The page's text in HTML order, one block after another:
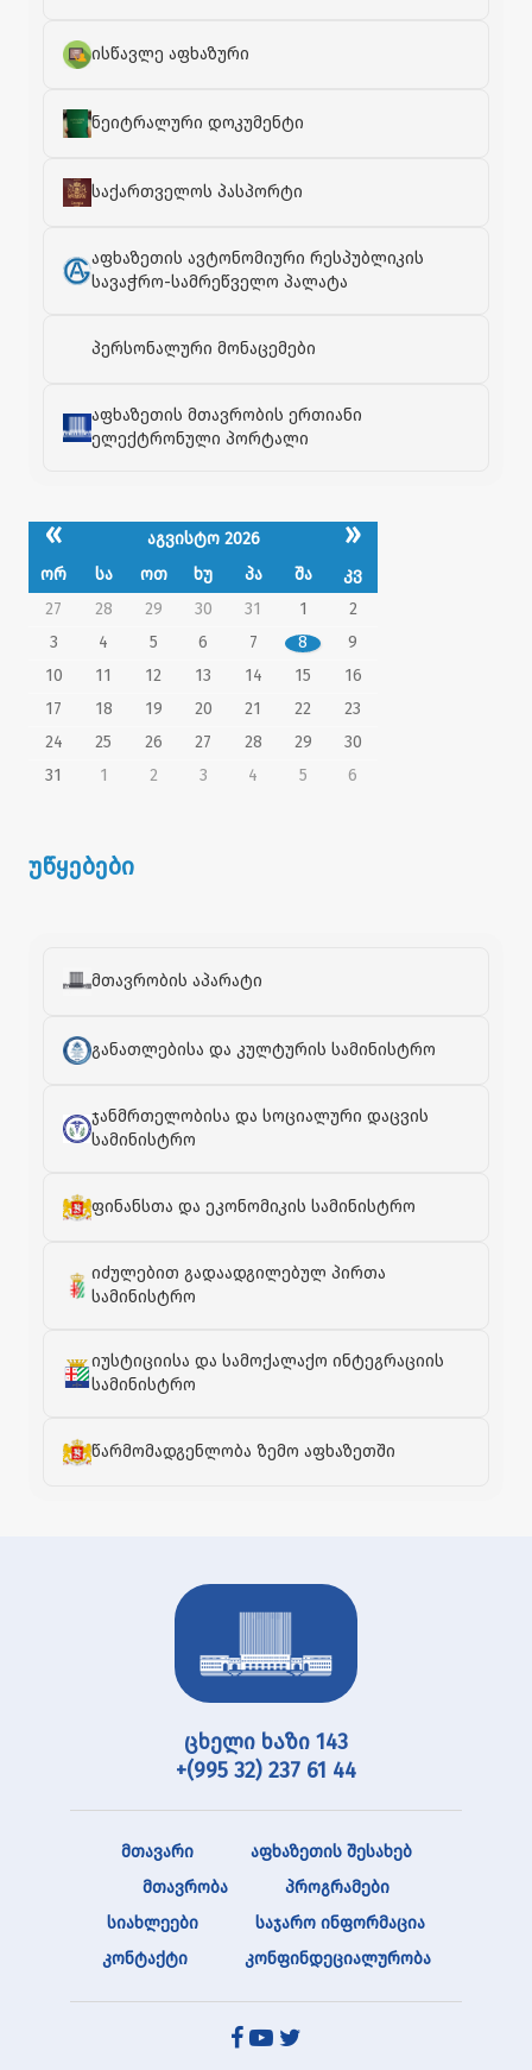
ისწავლე აფხაზური
ნეიტრალური დოკუმენტი
საქართველოს პასპორტი
აფხაზეთის ავტონომიური რესპუბლიკის
სავაჭრო-სამრეწველო პალატა
პერსონალური მონაცემები
აფხაზეთის მთავრობის ერთიანი
ელექტრონული პორტალი
« აგვისტო 2026 »
ორ სა ოთ ხუ პა შა
კვ
27
28 29 30 31 1
2
3
4 5 6 7 8
9
10
11 12 13 14 15
16
17
18 19 20 21 22
23
24
25 26 27 28 29
30
31
1 2 3 4 5 6
უწყებები
მთავრობის აპარატი
განათლებისა და კულტურის სამინისტრო
ჯანმრთელობისა და სოციალური დაცვის
სამინისტრო
ფინანსთა და ეკონომიკის სამინისტრო
იძულებით გადაადგილებულ პირთა
სამინისტრო
იუსტიციისა და სამოქალაქო ინტეგრაციის
სამინისტრო
წარმომადგენლობა ზემო აფხაზეთში
ცხელი ხაზი 143
+(995 32) 237 61 44
მთავარი
აფხაზეთის შესახებ
მთავრობა
პროგრამები
სიახლეები
საჯარო ინფორმაცია
კონტაქტი
კონფინდეციალურობა